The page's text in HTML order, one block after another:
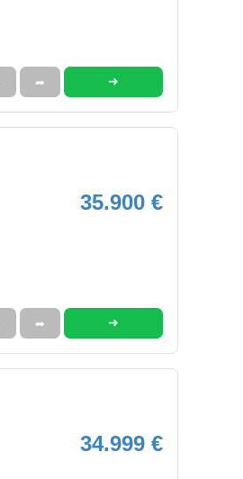
➦ ➜
35.900 €
➦ ➜
34.999 €